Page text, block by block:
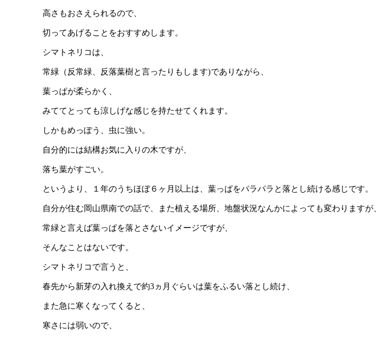
高さもおさえられるので、
切ってあげることをおすすめします。
シマトネリコは、
常緑（反常緑、反落葉樹と言ったりもします)でありながら、
葉っぱが柔らかく、
みててとっても涼しげな感じを持たせてくれます。
しかもめっぽう、虫に強い。
自分的には結構お気に入りの木ですが、
落ち葉がすごい。
というより、１年のうちほぼ６ヶ月以上は、葉っぱをパラパラと落とし続ける感じです。
自分が住む岡山県南での話で、また植える場所、地盤状況なんかによっても変わりますが、
常緑と言えば葉っぱを落とさないイメージですが、
そんなことはないです。
シマトネリコで言うと、
春先から新芽の入れ換えで約3ヵ月ぐらいは葉をふるい落とし続け、
また急に寒くなってくると、
寒さには弱いので、